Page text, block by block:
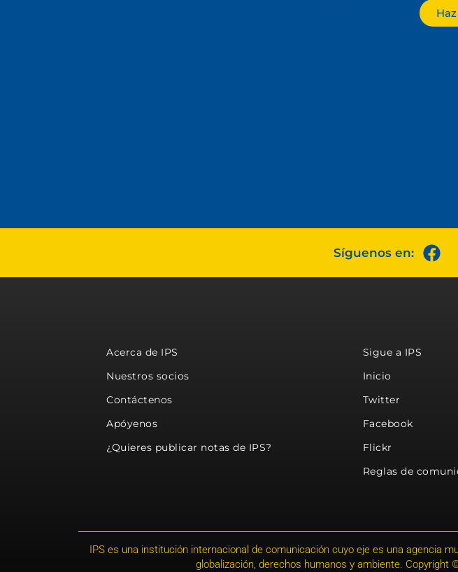
Síguenos en:
Acerca de IPS
Nuestros socios
Contáctenos
Apóyenos
¿Quieres publicar notas de IPS?
Sigue a IPS
Inicio
Twitter
Facebook
Flickr
Reglas de
IPS es una institución internacional de comunicación cuyo eje es una agencia
globalización, derechos humanos y ambiente. Copyright